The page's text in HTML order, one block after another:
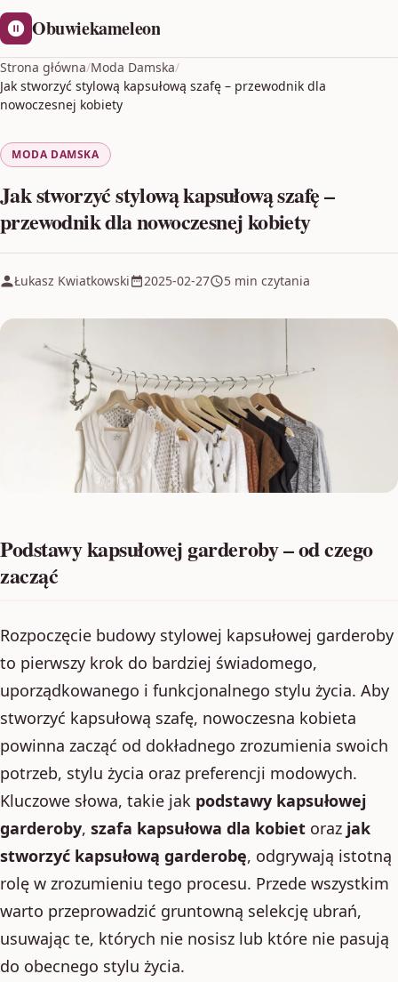
Obuwiekameleon
Strona główna/Moda Damska/
Jak stworzyć stylową kapsułową szafę – przewodnik dla
nowoczesnej kobiety
MODA DAMSKA
Jak stworzyć stylową kapsułową szafę –
przewodnik dla nowoczesnej kobiety
Łukasz Kwiatkowski 2025-02-27 5 min czytania
Podstawy kapsułowej garderoby – od czego
zacząć
Rozpoczęcie budowy stylowej kapsułowej garderoby
to pierwszy krok do bardziej świadomego,
uporządkowanego i funkcjonalnego stylu życia. Aby
stworzyć kapsułową szafę, nowoczesna kobieta
powinna zacząć od dokładnego zrozumienia swoich
potrzeb, stylu życia oraz preferencji modowych.
Kluczowe słowa, takie jak podstawy kapsułowej
garderoby, szafa kapsułowa dla kobiet oraz jak
stworzyć kapsułową garderobę, odgrywają istotną
rolę w zrozumieniu tego procesu. Przede wszystkim
warto przeprowadzić gruntowną selekcję ubrań,
usuwając te, których nie nosisz lub które nie pasują
do obecnego stylu życia.